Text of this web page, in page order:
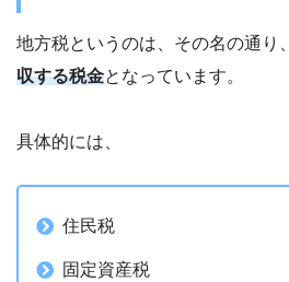
地方税というのは、その名の通り、
収する税金となっています。
具体的には、
住民税
固定資産税